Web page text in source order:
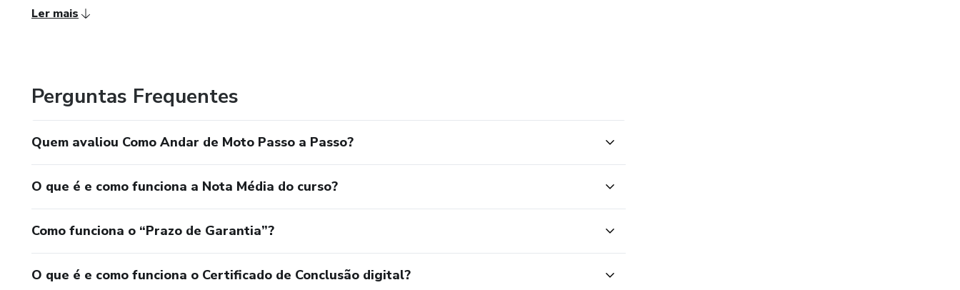
Ler mais
Perguntas Frequentes
Quem avaliou Como Andar de Moto Passo a Passo?
O que é e como funciona a Nota Média do curso?
Como funciona o “Prazo de Garantia”?
O que é e como funciona o Certificado de Conclusão digital?